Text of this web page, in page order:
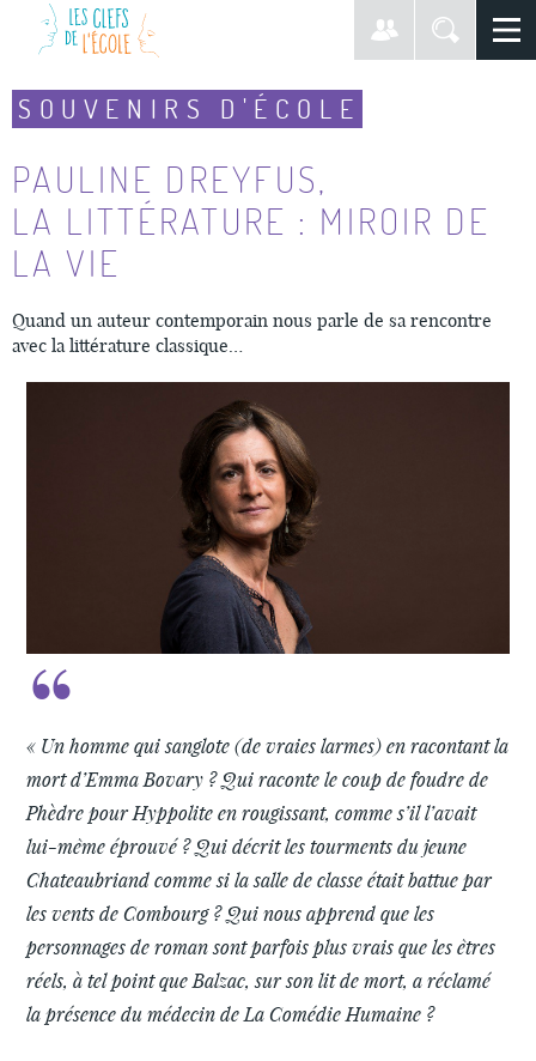
SOUVENIRS D'ÉCOLE
PAULINE DREYFUS,
LA LITTÉRATURE : MIROIR DE
LA VIE
Quand un auteur contemporain nous parle de sa rencontre
avec la littérature classique…
« Un homme qui sanglote (de vraies larmes) en racontant la
mort d’Emma Bovary ? Qui raconte le coup de foudre de
Phèdre pour Hyppolite en rougissant, comme s’il l’avait
lui-même éprouvé ? Qui décrit les tourments du jeune
Chateaubriand comme si la salle de classe était battue par
les vents de Combourg ? Qui nous apprend que les
personnages de roman sont parfois plus vrais que les êtres
réels, à tel point que Balzac, sur son lit de mort, a réclamé
la présence du médecin de La Comédie Humaine ?